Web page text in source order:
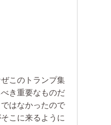
このトランプ集
き重要なものだ
はなかったので
こに来るように